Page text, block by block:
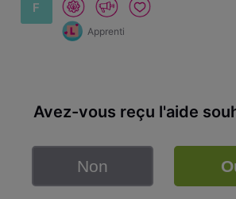
F
Apprenti
Avez-vous reçu l'aide
Non